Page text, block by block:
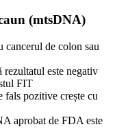
(mtsDNA)
cancerul de colon sau
rezultatul este negativ
FIT
fals pozitive crește cu
aprobat de FDA este